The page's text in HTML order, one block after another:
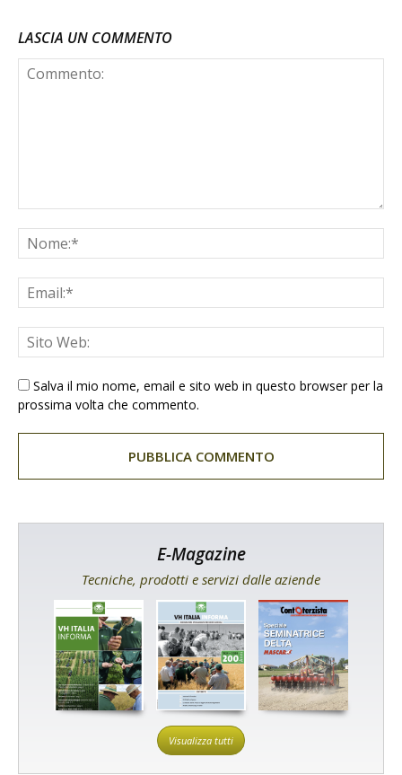
LASCIA UN COMMENTO
Salva il mio nome, email e sito web in questo browser per la
prossima volta che commento.
E-Magazine
Tecniche, prodotti e servizi dalle aziende
Visualizza tutti